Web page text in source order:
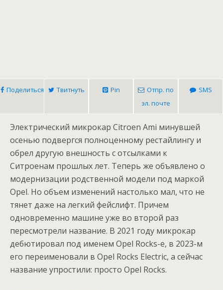
Поделиться Твитнуть Pin
Отпр. по
эл. почте
SMS
Электрический микрокар Citroen Ami минувшей
осенью подвергся полноценному рестайлингу и
обрел другую внешность с отсылками к
Ситроенам прошлых лет. Теперь же объявлено о
модернизации родственной модели под маркой
Opel. Но объем изменений настолько мал, что не
тянет даже на легкий фейслифт. Причем
одновременно машине уже во второй раз
пересмотрели название. В 2021 году микрокар
дебютировал под именем Opel Rocks-e, в 2023-м
его переименовали в Opel Rocks Electric, а сейчас
название упростили: просто Opel Rocks.